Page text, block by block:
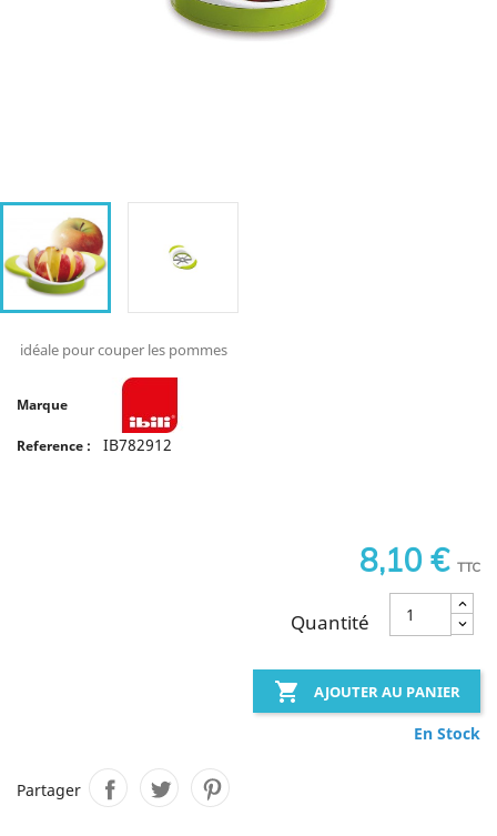
idéale pour couper les pommes
Marque
Reference : IB782912
8,10 € TTC
Quantité
 AJOUTER AU PANIER
En Stock
Partager